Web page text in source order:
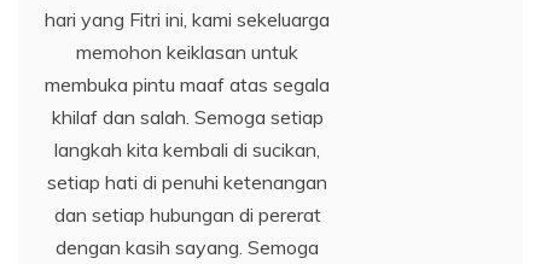
hari yang Fitri ini, kami sekeluarga
memohon keiklasan untuk
membuka pintu maaf atas segala
khilaf dan salah. Semoga setiap
langkah kita kembali di sucikan,
setiap hati di penuhi ketenangan
dan setiap hubungan di pererat
dengan kasih sayang. Semoga